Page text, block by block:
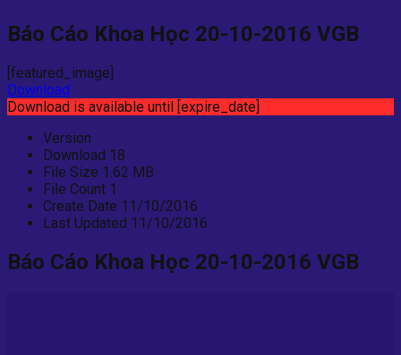
Báo Cáo Khoa Học 20-10-2016 VGB
[featured_image]
Download
Download is available until [expire_date]
Version
Download 18
File Size 1.62 MB
File Count 1
Create Date 11/10/2016
Last Updated 11/10/2016
Báo Cáo Khoa Học 20-10-2016 VGB